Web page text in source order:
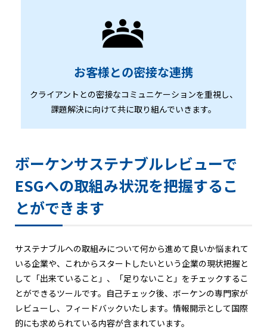
お客様との密接な連携
クライアントとの密接なコミュニケーションを重視し、
課題解決に向けて共に取り組んでいきます。
ボーケンサステナブルレビューで
ESGへの取組み状況を把握するこ
とができます
サステナブルへの取組みについて何から進めて良いか悩まれて
いる企業や、これからスタートしたいという企業の現状把握と
して「出来ていること」、「足りないこと」をチェックするこ
とができるツールです。自己チェック後、ボーケンの専門家が
レビューし、フィードバックいたします。情報開示として国際
的にも求められている内容が含まれています。